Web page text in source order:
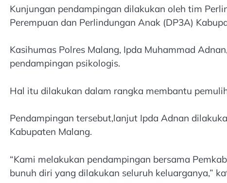
Kunjungan pendampingan dilakukan oleh tim
Perempuan dan Perlindungan Anak (DP3A)
Kasihumas Polres Malang, Ipda Muhammad
pendampingan psikologis.
Hal itu dilakukan dalam rangka membantu
Pendampingan tersebut,lanjut Ipda Adnan
Kabupaten Malang.
“Kami melakukan pendampingan bersama
bunuh diri yang dilakukan seluruh keluarganya,”